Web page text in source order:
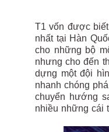
T1 vốn được
nhất tại Hàn
cho những bộ
nhưng cho đến
dựng một đội
nhanh chóng
chuyển hướng
nhiều những cái